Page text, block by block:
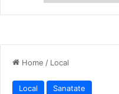
Home / Local
Local Sanatate